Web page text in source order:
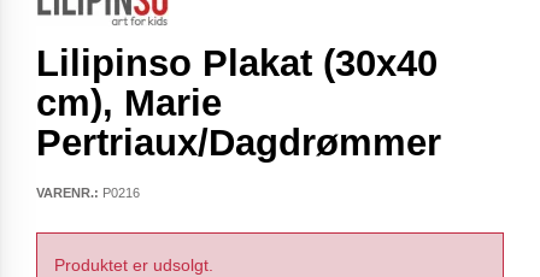
Lilipinso Plakat (30x40
cm), Marie
Pertriaux/Dagdrømmer
VARENR.: P0216
Produktet er udsolgt.